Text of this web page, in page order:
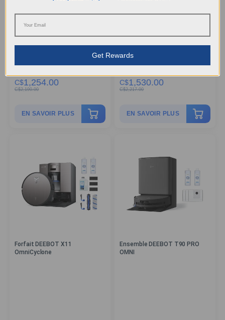
sac (Dissolution préalable des
C$1,254.00
C$2,190.00
EN SAVOIR PLUS
C$1,530.00
C$2,217.00
EN SAVOIR PLUS
Forfait DEEBOT X11
OmniCyclone
Ensemble DEEBOT T90 PRO
OMNI
Get Rewards